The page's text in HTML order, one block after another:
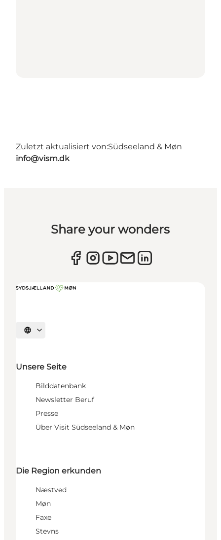
Zuletzt aktualisiert von:Südseeland & Møn
info@vism.dk
Share your wonders
Sprache auswählen
Unsere Seite
Bilddatenbank
Newsletter Beruf
Presse
Über Visit Südseeland & Møn
Die Region erkunden
Næstved
Møn
Faxe
Stevns